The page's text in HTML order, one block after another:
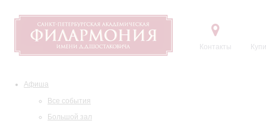
Контакты
Афиша
Все события
Большой зал